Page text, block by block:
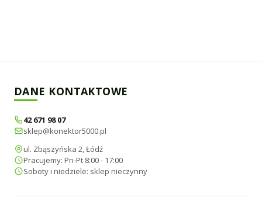
DANE KONTAKTOWE
42 671 98 07
sklep@konektor5000.pl
ul. Zbąszyńska 2, Łódź
Pracujemy: Pn-Pt 8:00 - 17:00
Soboty i niedziele: sklep nieczynny